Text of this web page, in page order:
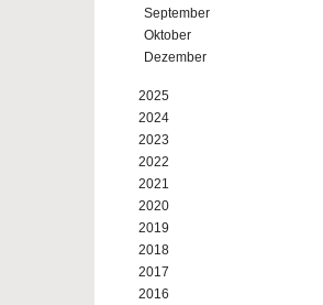
September
Oktober
Dezember
2025
2024
2023
2022
2021
2020
2019
2018
2017
2016